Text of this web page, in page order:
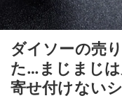
ダイソーの売
た…まじまじ
寄せ付けない